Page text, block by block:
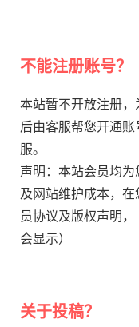
不能注册账号？
本站暂不开放注册
后由客服帮您开通
服。
声明：本站会员均
及网站维护成本，
员协议及版权声明
会显示）
关于投稿？